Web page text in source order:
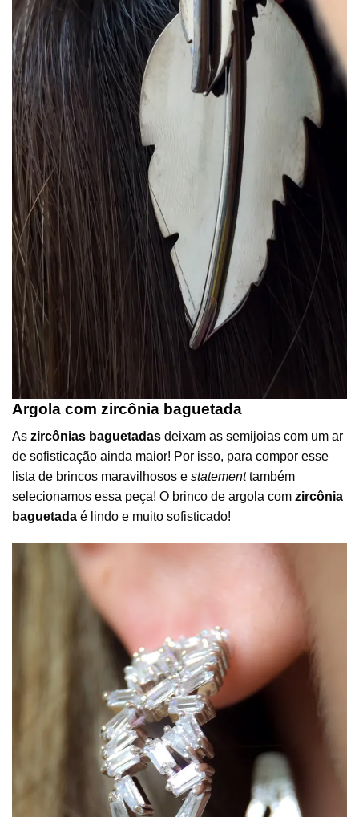
Argola com zircônia baguetada
As zircônias baguetadas deixam as semijoias com um ar
de sofisticação ainda maior! Por isso, para compor esse
lista de brincos maravilhosos e statementtambém
selecionamos essa peça! O brinco de argola com zircônia
baguetada é lindo e muito sofisticado!